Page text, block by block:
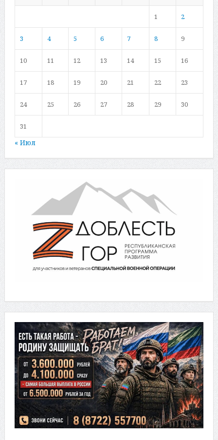
1 2
3 4 5 6 7 8 9
10 11 12 13 14 15 16
17 18 19 20 21 22 23
24 25 26 27 28 29 30
31
« Июл